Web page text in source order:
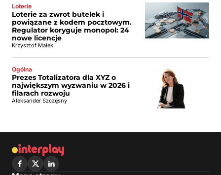
Loterie
Loterie za zwrot butelek i
powiązane z kodem pocztowym.
Regulator koryguje monopol: 24
nowe licencje
Krzysztof Małek
Ogólna
Prezes Totalizatora dla XYZ o
największym wyzwaniu w 2026 i
filarach rozwoju
Aleksander Szczęsny